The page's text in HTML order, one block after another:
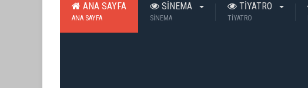
ANA SAYFA
ANA SAYFA
SİNEMA
SİNEMA
TİYATRO
TİYATRO